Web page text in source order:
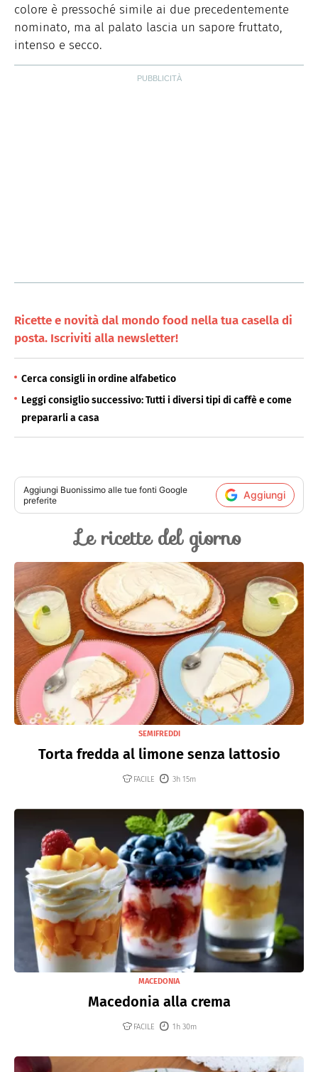
colore è pressoché simile ai due precedentemente
nominato, ma al palato lascia un sapore fruttato,
intenso e secco.
Ricette e novità dal mondo food nella tua casella di
posta. Iscriviti alla newsletter!
Cerca consigli in ordine alfabetico
Leggi consiglio successivo: Tutti i diversi tipi di caffè e come
prepararli a casa
Aggiungi Buonissimo alle tue fonti Google
preferite
Aggiungi
Le ricette del giorno
SEMIFREDDI
Torta fredda al limone senza lattosio
FACILE 3h 15m
MACEDONIA
Macedonia alla crema
FACILE 1h 30m